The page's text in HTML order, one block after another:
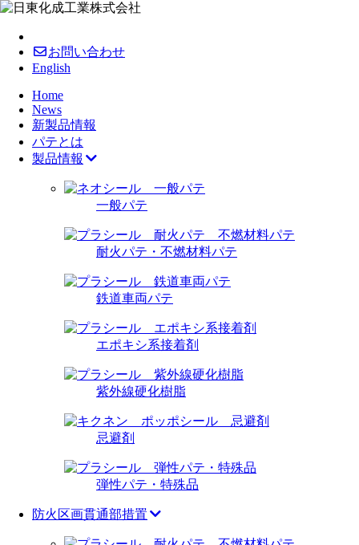
お問い合わせ
English
Home
News
新製品情報
パテとは
製品情報
一般パテ
耐火パテ・不燃材料パテ
鉄道車両パテ
エポキシ系接着剤
紫外線硬化樹脂
忌避剤
弾性パテ・特殊品
防火区画貫通部措置